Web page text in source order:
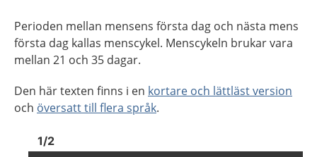
Perioden mellan mensens första dag och nästa mens
första dag kallas menscykel. Menscykeln brukar vara
mellan 21 och 35 dagar.
Den här texten finns i en kortare och lättläst version
och översatt till flera språk.
Bild 1
1/2